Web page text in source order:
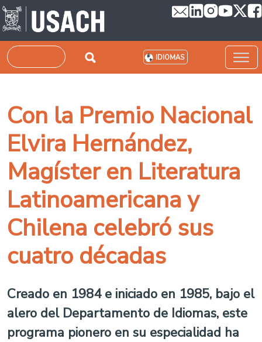
Pasar al contenido principal
Buscar IDIOMAS
Con la Premio Nacional
Elvira Hernández,
Magíster en Literatura
Latinoamericana y
Chilena celebró sus
cuatro décadas
Creado en 1984 e iniciado en 1985, bajo el
alero del Departamento de Idiomas, este
programa pionero en su especialidad ha